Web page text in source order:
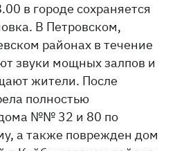
в городе сохраняется
В Петровском,
районах в течение
звуки мощных залпов и
жители. После
полностью
№№ 32 и 80 по
а также поврежден дом